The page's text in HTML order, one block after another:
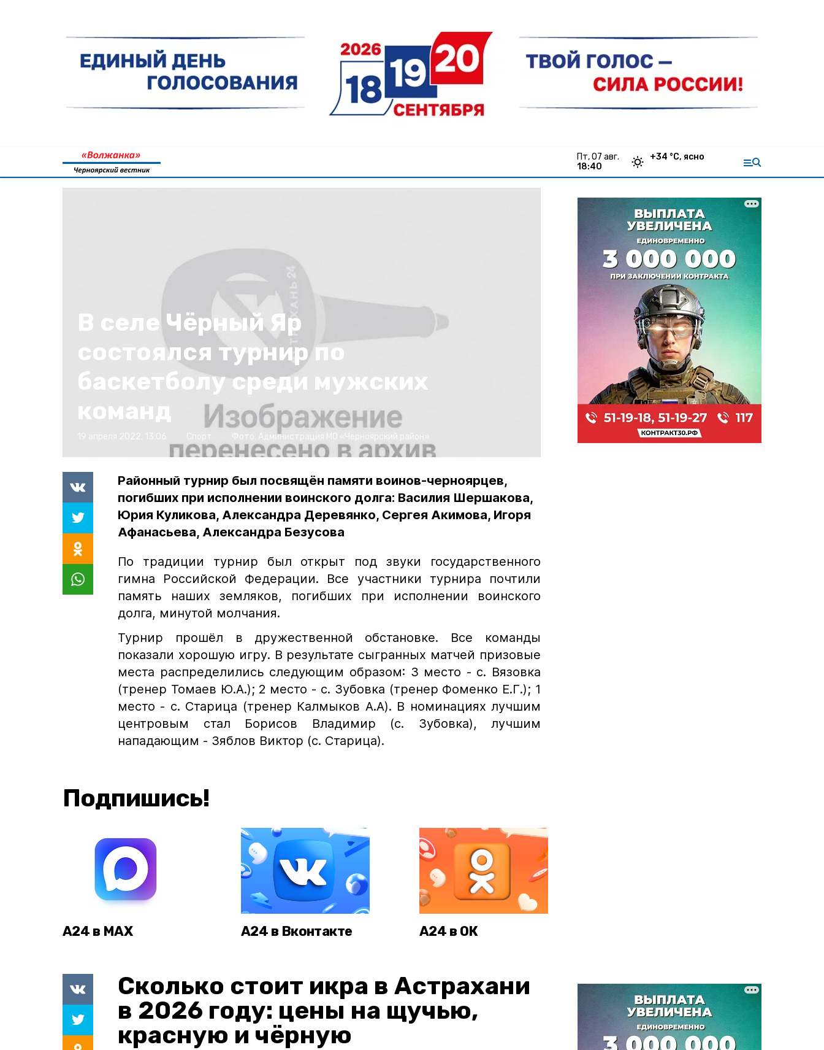
пт, 07 авг.
18:40
+34 °С, ясно
В селе Чёрный Яр
состоялся турнир по
баскетболу среди мужских
команд
Администрация МО «Черноярский район»
Районный турнир был посвящён памяти воинов-черноярцев,
погибших при исполнении воинского долга: Василия Шершакова,
Юрия Куликова, Александра Деревянко, Сергея Акимова, Игоря
Афанасьева, Александра Безусова
По традиции турнир был открыт под звуки государственного
гимна Российской Федерации. Все участники турнира почтили
память наших земляков, погибших при исполнении воинского
долга, минутой молчания.
Турнир прошёл в дружественной обстановке. Все команды
показали хорошую игру. В результате сыгранных матчей призовые
места распределились следующим образом: 3 место - с. Вязовка
(тренер Томаев Ю.А.); 2 место - с. Зубовка (тренер Фоменко Е.Г.); 1
место - с. Старица (тренер Калмыков А.А). В номинациях лучшим
центровым стал Борисов Владимир (с. Зубовка), лучшим
нападающим - Зяблов Виктор (с. Старица).
Подпишись!
А24 в MAX А24 в Вконтакте А24 в ОК
Сколько стоит икра в Астрахани
в 2026 году: цены на щучью,
красную и чёрную